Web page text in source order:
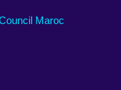
Maroc